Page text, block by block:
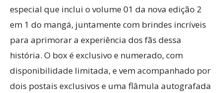
especial que inclui o volume 01 da nova edição 2
em 1 do mangá, juntamente com brindes incríveis
para aprimorar a experiência dos fãs dessa
história. O box é exclusivo e numerado, com
disponibilidade limitada, e vem acompanhado por
dois postais exclusivos e uma flâmula autografada